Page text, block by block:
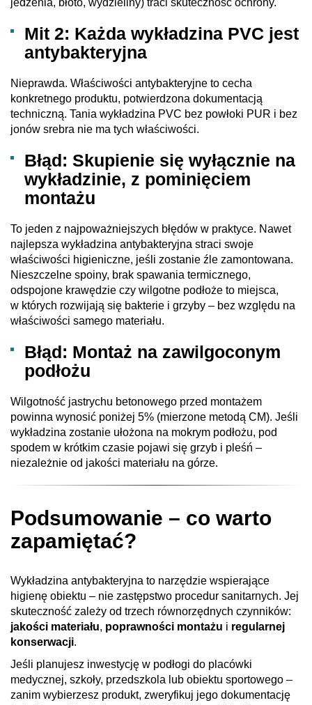
Mit 2: Każda wykładzina PVC jest
antybakteryjna
Nieprawda. Właściwości antybakteryjne to cecha
konkretnego produktu, potwierdzona dokumentacją
techniczną. Tania wykładzina PVC bez powłoki PUR i bez
jonów srebra nie ma tych właściwości.
Błąd: Skupienie się wyłącznie na
wykładzinie, z pominięciem
montażu
To jeden z najpoważniejszych błędów w praktyce. Nawet
najlepsza wykładzina antybakteryjna straci swoje
właściwości higieniczne, jeśli zostanie źle zamontowana.
Nieszczelne spoiny, brak spawania termicznego,
odspojone krawędzie czy wilgotne podłoże to miejsca,
w których rozwijają się bakterie i grzyby – bez względu na
właściwości samego materiału.
Błąd: Montaż na zawilgoconym
podłożu
Wilgotność jastrychu betonowego przed montażem
powinna wynosić poniżej 5% (mierzone metodą CM). Jeśli
wykładzina zostanie ułożona na mokrym podłożu, pod
spodem w krótkim czasie pojawi się grzyb i pleśń –
niezależnie od jakości materiału na górze.
Podsumowanie – co warto
zapamiętać?
Wykładzina antybakteryjna to narzędzie wspierające
higienę obiektu – nie zastępstwo procedur sanitarnych. Jej
skuteczność zależy od trzech równorzędnych czynników:
jakości materiału, poprawności montażu i regularnej
konserwacji.
Jeśli planujesz inwestycję w podłogi do placówki
medycznej, szkoły, przedszkola lub obiektu sportowego –
zanim wybierzesz produkt, zweryfikuj jego dokumentację